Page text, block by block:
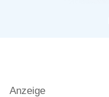
Anzeige